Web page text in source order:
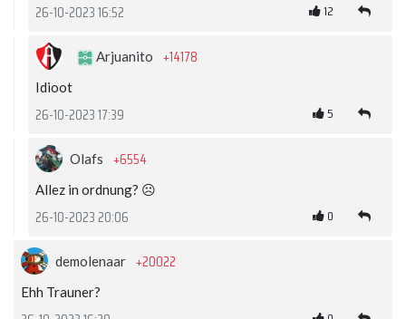
26-10-2023 16:52 12
Arjuanito +14178
Idioot
26-10-2023 17:39 5
Olafs +6554
Allez in ordnung? ☹️
26-10-2023 20:06 0
demolenaar +20022
Ehh Trauner?